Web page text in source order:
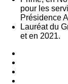
pour les
Présidence
Lauréat du
et en 2021.